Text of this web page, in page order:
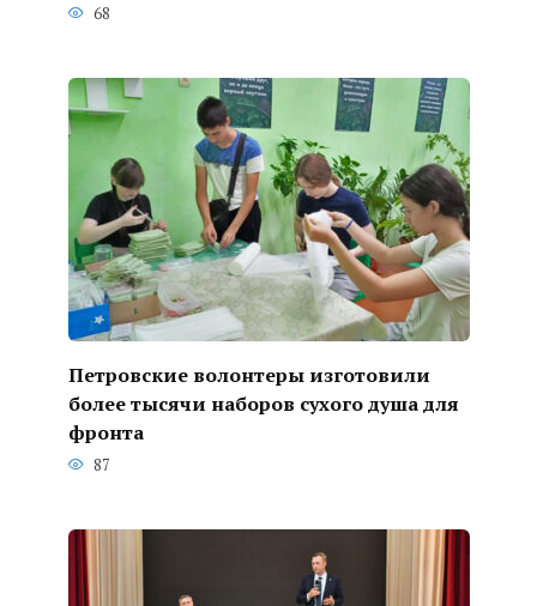
68
Петровские волонтеры изготовили
более тысячи наборов сухого душа для
фронта
87